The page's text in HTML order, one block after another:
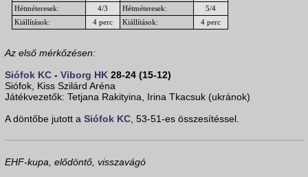
Hétméteresek: 4/3 Hétméteresek:
5/4
Kiállítások:
4 perc Kiállítások: 4 perc
Az első mérkőzésen:
Siófok KC - Viborg HK 28-24 (15-12)
Siófok, Kiss Szilárd Aréna
Játékvezetők: Tetjana Rakityina, Irina Tkacsuk (ukránok)
A döntőbe jutott a Siófok KC, 53-51-es összesítéssel.
EHF-kupa, elődöntő, visszavágó